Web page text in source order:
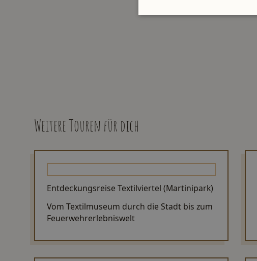
Weitere Touren für dich
Entdeckungsreise Textilviertel (Martinipark)
Vom Textilmuseum durch die Stadt bis zum
Feuerwehrerlebniswelt